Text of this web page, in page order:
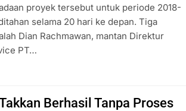
proyek tersebut untuk periode 2018-
selama 20 hari ke depan. Tiga
Dian Rachmawan, mantan Direktur
PT…
Berhasil Tanpa Proses